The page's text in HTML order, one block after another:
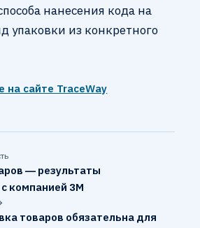
нанесения кода на
упаковки из конкретного
на сайте TraceWay
— результаты
компанией 3М
товаров обязательна для